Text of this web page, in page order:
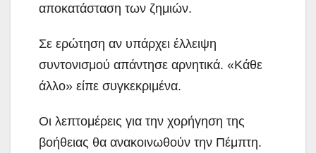
αποκατάσταση των ζημιών.
Σε ερώτηση αν υπάρχει έλλειψη
συντονισμού απάντησε αρνητικά. «Κάθε
άλλο» είπε συγκεκριμένα.
Οι λεπτομέρεις για την χορήγηση της
βοήθειας θα ανακοινωθούν την Πέμπτη.